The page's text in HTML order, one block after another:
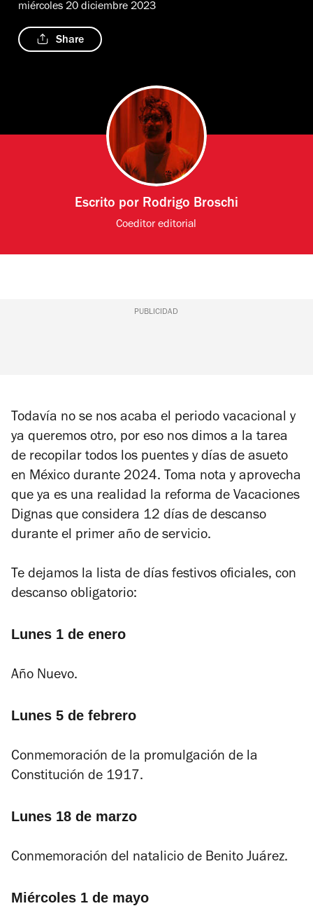
miércoles 20 diciembre 2023
Share
Escrito por Rodrigo Broschi
Coeditor editorial
PUBLICIDAD
Todavía no se nos acaba el periodo vacacional y
ya queremos otro, por eso nos dimos a la tarea
de recopilar todos los puentes y días de asueto
en México durante 2024. Toma nota y aprovecha
que ya es una realidad la reforma de Vacaciones
Dignas que considera 12 días de descanso
durante el primer año de servicio.
Te dejamos la lista de días festivos oficiales, con
descanso obligatorio:
Lunes 1 de enero
Año Nuevo.
Lunes 5 de febrero
Conmemoración de la promulgación de la
Constitución de 1917.
Lunes 18 de marzo
Conmemoración del natalicio de Benito Juárez.
Miércoles 1 de mayo